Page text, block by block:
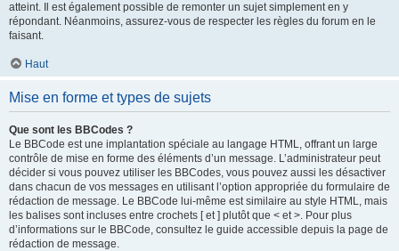
atteint. Il est également possible de remonter un sujet simplement en y
répondant. Néanmoins, assurez-vous de respecter les règles du forum en le
faisant.
Haut
Mise en forme et types de sujets
Que sont les BBCodes ?
Le BBCode est une implantation spéciale au langage HTML, offrant un large
contrôle de mise en forme des éléments d’un message. L’administrateur peut
décider si vous pouvez utiliser les BBCodes, vous pouvez aussi les désactiver
dans chacun de vos messages en utilisant l’option appropriée du formulaire de
rédaction de message. Le BBCode lui-même est similaire au style HTML, mais
les balises sont incluses entre crochets [ et ] plutôt que < et >. Pour plus
d’informations sur le BBCode, consultez le guide accessible depuis la page de
rédaction de message.